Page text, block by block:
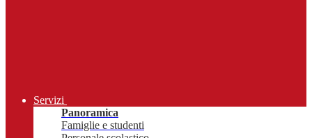
Servizi
Panoramica
Famiglie e studenti